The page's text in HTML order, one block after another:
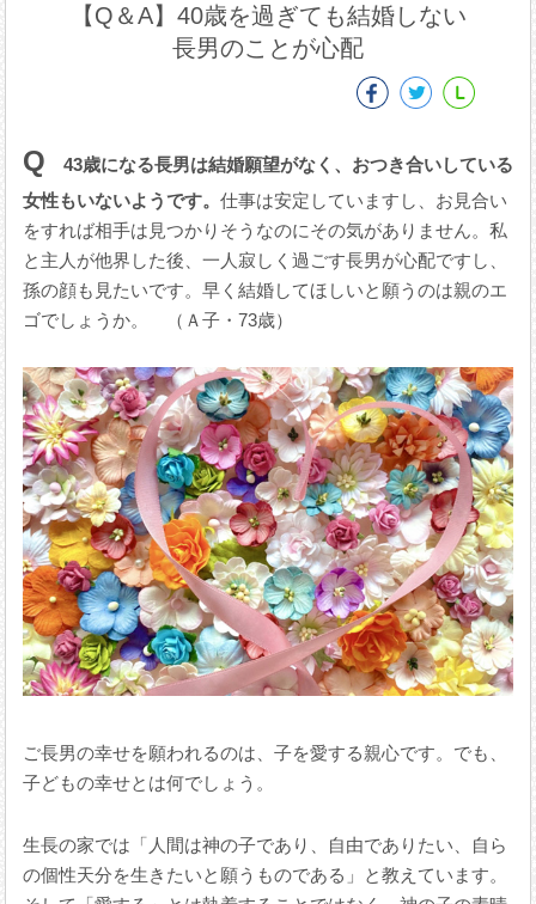
【Q＆A】40歳を過ぎても結婚しない
長男のことが心配
Q 43歳になる長男は結婚願望がなく、おつき合いしている
女性もいないようです。 仕事は安定していますし、お見合い
をすれば相手は見つかりそうなのにその気がありません。私
と主人が他界した後、一人寂しく過ごす長男が心配ですし、
孫の顔も見たいです。早く結婚してほしいと願うのは親のエ
ゴでしょうか。 （Ａ子・73歳）
ご長男の幸せを願われるのは、子を愛する親心です。でも、
子どもの幸せとは何でしょう。
生長の家では「人間は神の子であり、自由でありたい、自ら
の個性天分を生きたいと願うものである」と教えています。